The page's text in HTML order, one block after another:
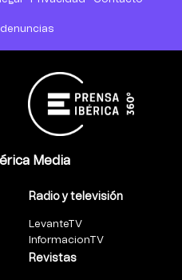
Media
Radio y televisión
LevanteTV
InformacionTV
Revistas